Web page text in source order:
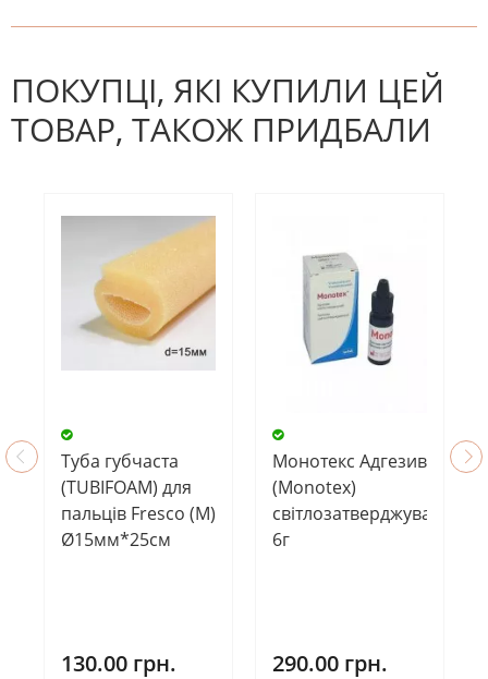
На даний час немає відгуків. Ви
ПОКУПЦІ, ЯКІ КУПИЛИ ЦЕЙ
ТОВАР, ТАКОЖ ПРИДБАЛИ
Туба губчаста
(TUBIFOAM) для
пальців Fresco (М)
Ø15мм*25см
130.00 грн.
Монотекс Адгезив
(Monotex)
світлозатверджуваний,
6г
290.00 грн.